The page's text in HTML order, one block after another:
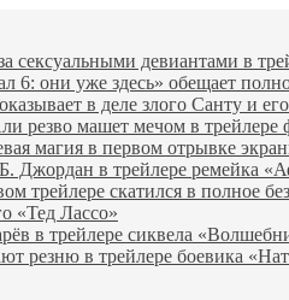
сексуальными девиантами в
6: они уже здесь» обещает
в деле злого Санту и
резво машет мечом в трейлере
магия в первом отрывке
Джордан в трейлере ремейка
трейлере скатился в полное
«Тед Лассо»
в трейлере сиквела
резню в трейлере боевика